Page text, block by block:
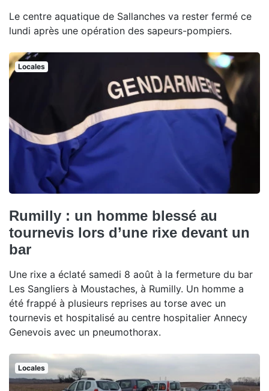
Le centre aquatique de Sallanches va rester fermé ce
lundi après une opération des sapeurs-pompiers.
Locales
Rumilly : un homme blessé au
tournevis lors d’une rixe devant un
bar
Une rixe a éclaté samedi 8 août à la fermeture du bar
Les Sangliers à Moustaches, à Rumilly. Un homme a
été frappé à plusieurs reprises au torse avec un
tournevis et hospitalisé au centre hospitalier Annecy
Genevois avec un pneumothorax.
Locales